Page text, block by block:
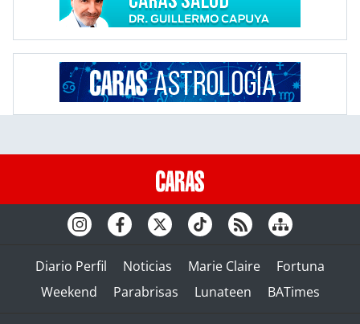
Diario Perfil Noticias Marie Claire
Fortuna
Weekend
Parabrisas Lunateen BATimes